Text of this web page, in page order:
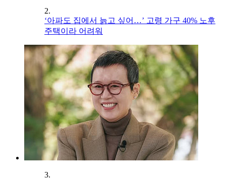
2.
‘아파도 집에서 늙고 싶어…’ 고령 가구 40% 노후
주택이라 어려워
3.